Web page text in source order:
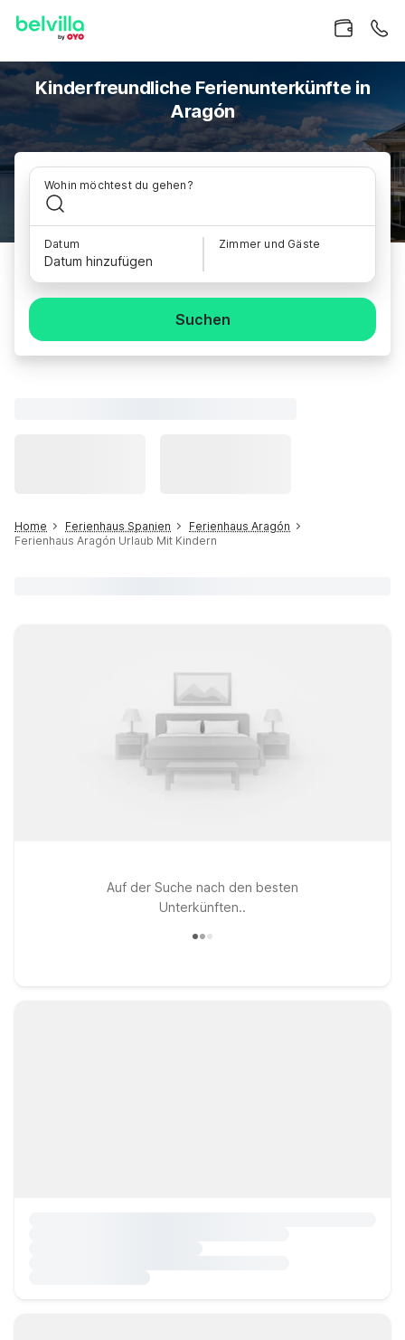
Kinderfreundliche Ferienunterkünfte in
Aragón
Wohin möchtest du gehen?
Datum
Datum hinzufügen
Zimmer und Gäste
Suchen
Home Ferienhaus Spanien
Ferienhaus Aragón
Ferienhaus Aragón Urlaub Mit Kindern
Auf der Suche nach den besten
Unterkünften..